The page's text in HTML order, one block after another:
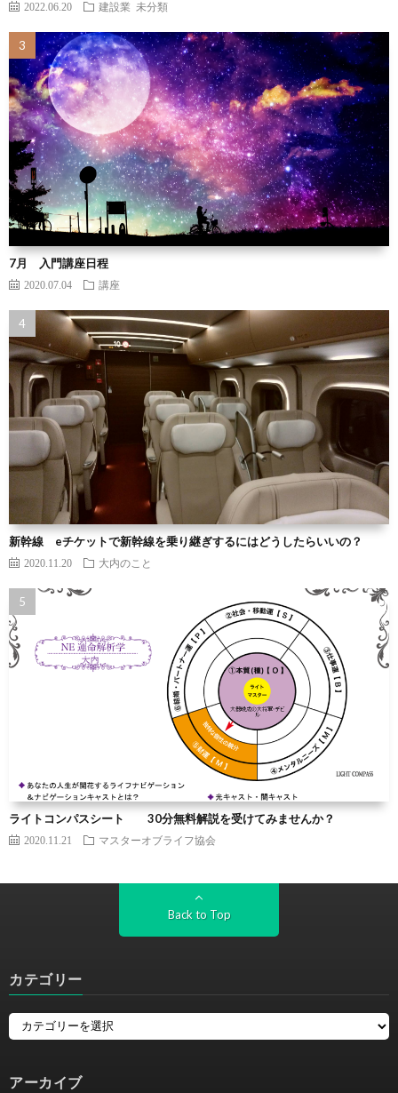
2022.06.20 建設業 未分類
7月 入門講座日程
2020.07.04 講座
新幹線 eチケットで新幹線を乗り継ぎするにはどうしたらいいの？
2020.11.20 大内のこと
ライトコンパスシート 30分無料解説を受けてみませんか？
2020.11.21 マスターオブライフ協会
Back to Top
カテゴリー
アーカイブ